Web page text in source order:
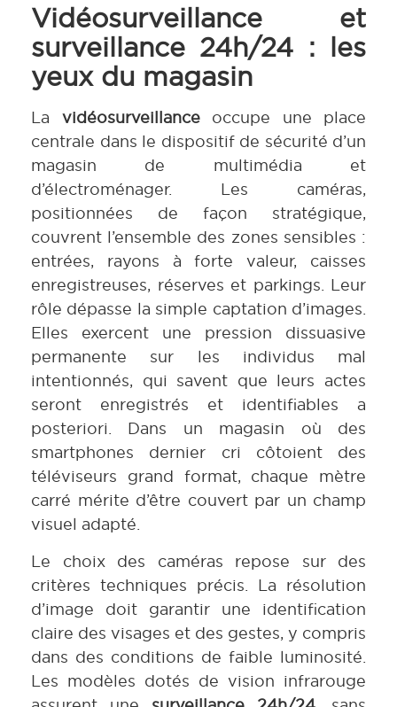
Vidéosurveillance et
surveillance 24h/24 : les
yeux du magasin
La vidéosurveillanceoccupe une place
centrale dans le dispositif de sécurité d’un
magasin de multimédia et
d’électroménager. Les caméras,
positionnées de façon stratégique,
couvrent l’ensemble des zones sensibles :
entrées, rayons à forte valeur, caisses
enregistreuses, réserves et parkings. Leur
rôle dépasse la simple captation d’images.
Elles exercent une pression dissuasive
permanente sur les individus mal
intentionnés, qui savent que leurs actes
seront enregistrés et identifiables a
posteriori. Dans un magasin où des
smartphones dernier cri côtoient des
téléviseurs grand format, chaque mètre
carré mérite d’être couvert par un champ
visuel adapté.
Le choix des caméras repose sur des
critères techniques précis. La résolution
d’image doit garantir une identification
claire des visages et des gestes, y compris
dans des conditions de faible luminosité.
Les modèles dotés de vision infrarouge